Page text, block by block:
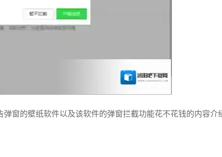
窗的壁纸软件以及该软件的弹窗拦截功能花不花钱的内容介